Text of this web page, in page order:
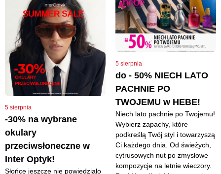
5 sierpnia
-30% na wybrane
okulary
przeciwsłoneczne w
Inter Optyk!
Słońce jeszcze nie powiedziało
5 sierpnia
do - 50% NIECH LATO
PACHNIE PO
TWOJEMU w HEBE!
Niech lato pachnie po Twojemu!
Wybierz zapachy, które
podkreślą Twój styl i towarzyszą
Ci każdego dnia. Od świeżych,
cytrusowych nut po zmysłowe
kompozycje na letnie wieczory.